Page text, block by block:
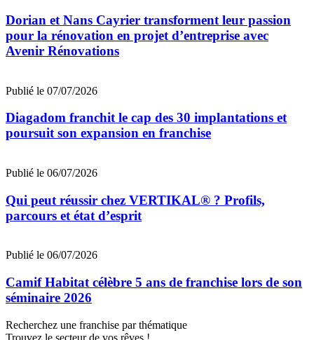
Dorian et Nans Cayrier transforment leur passion
pour la rénovation en projet d’entreprise avec
Avenir Rénovations
Publié le 07/07/2026
Diagadom franchit le cap des 30 implantations et
poursuit son expansion en franchise
Publié le 06/07/2026
Qui peut réussir chez VERTIKAL® ? Profils,
parcours et état d’esprit
Publié le 06/07/2026
Camif Habitat célèbre 5 ans de franchise lors de son
séminaire 2026
Recherchez une franchise par thématique
Trouvez le secteur de vos rêves !